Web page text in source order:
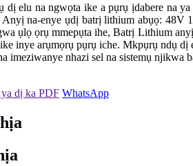
dị elu na ngwọta ike a pụrụ ịdabere na
na-enye ụdị batrị lithium abụọ: 48V
ụlọ ọrụ mmepụta ihe, Batrị Lithium
inye arụmọrụ pụrụ iche. Mkpụrụ ndụ dị
imeziwanye nhazi sel na sistemụ
dị ka PDF WhatsApp